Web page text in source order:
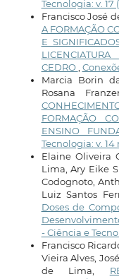
Tecnologia: v. 17
Francisco José
A FORMAÇÃO
E
CEDRO
Marcia Borin
Rosana
FORMAÇÃO
ENSINO
Tecnologia: v. 14
Elaine Oliveira
Lima, Ary Eike
Codognoto,
Luiz Santos
Doses de
- Ciência e
Francisco
Vieira Alves,
de Lima,